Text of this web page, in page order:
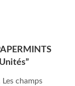
Les champs